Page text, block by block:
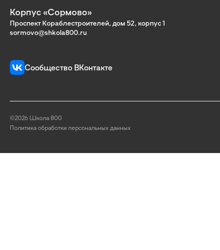
Корпус «Сормово»
Проспект Кораблестроителей, дом 52, корпус 1
sormovo@shkola800.ru
Сообщество ВКонтакте
©2026 Школа 800
Политика обработки персональных данных